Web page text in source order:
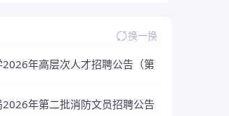
换一换
年高层次人才招聘公告（第
2026年第二批消防文员招聘公告